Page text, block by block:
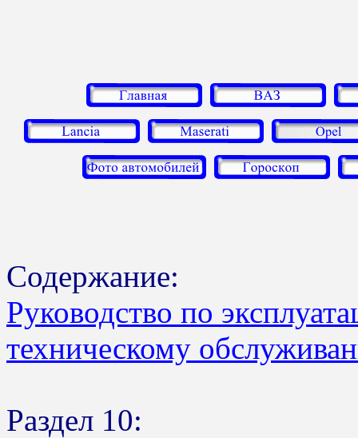
Содержание:
Руководство по
техническому
Раздел 10: